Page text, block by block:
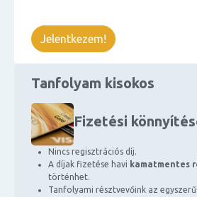
Tanfolyam kisokos
Fizetési
Nincs regisztrációs díj.
A díjak fizetése havi kamatmentes
történhet.
Tanfolyami résztvevőink az
Jelentkezem!